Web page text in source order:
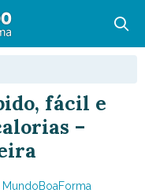
fácil e
–
MundoBoaForma